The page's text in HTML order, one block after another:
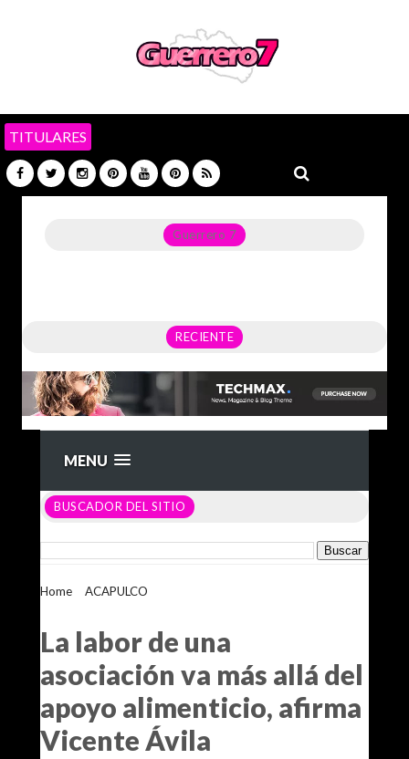
TITULARES
Guerrero 7
RECIENTE
MENU
BUSCADOR DEL SITIO
Home ACAPULCO
La labor de una
asociación va más allá del
apoyo alimenticio, afirma
Vicente Ávila